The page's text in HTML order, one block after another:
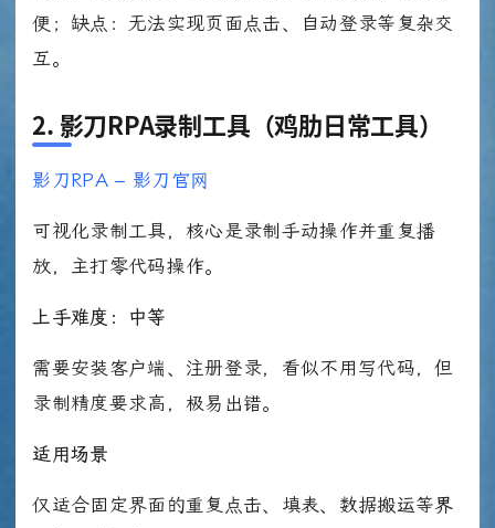
便；缺点：无法实现页面点击、自动登录等复杂交
互。
2. 影刀RPA录制工具（鸡肋日常工具）
影刀RPA – 影刀官网
可视化录制工具，核心是录制手动操作并重复播
放，主打零代码操作。
上手难度：中等
需要安装客户端、注册登录，看似不用写代码，但
录制精度要求高，极易出错。
适用场景
仅适合固定界面的重复点击、填表、数据搬运等界